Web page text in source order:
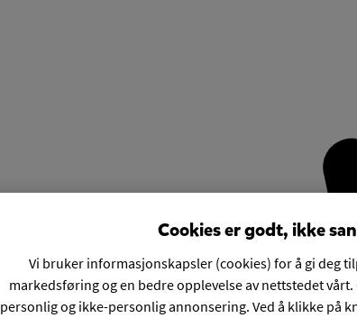
Cookies er godt, ikke
Vi bruker informasjonskapsler (cookies) for å gi deg
markedsføring og en bedre opplevelse av nettstedet
personlig og ikke-personlig annonsering. Ved å klikke på